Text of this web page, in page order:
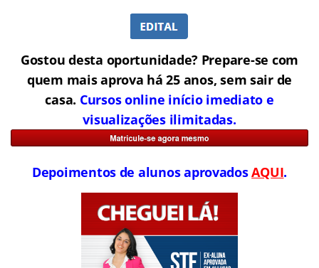
Gostou desta oportunidade? Prepare-se com
quem mais aprova há 25 anos, sem sair de
casa. Cursos online início imediato e
visualizações ilimitadas.
Depoimentos de alunos aprovadosAQUI.